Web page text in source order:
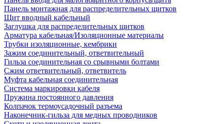
Панель монтажная для распределительных щитков
Щит вводный кабельный
Заглушка для распределительных щитков
Арматура кабельная/Изоляционные материалы
Трубки изоляционные, кембрики
Зажим соединительный, ответвительный
Гильза соединительная со срывными болтами
Сжим ответвительный, ответвитель
Муфта кабельная соединительная
Система маркировки кабеля
Пружина постоянного давления
Колпачок термоусадочный разъема
Наконечник-гильза для медных проводников